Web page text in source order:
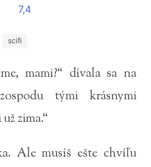
7,4
scifi
mami?“ dívala sa na
tými krásnymi
zima.“
Ale musíš ešte chvíľu